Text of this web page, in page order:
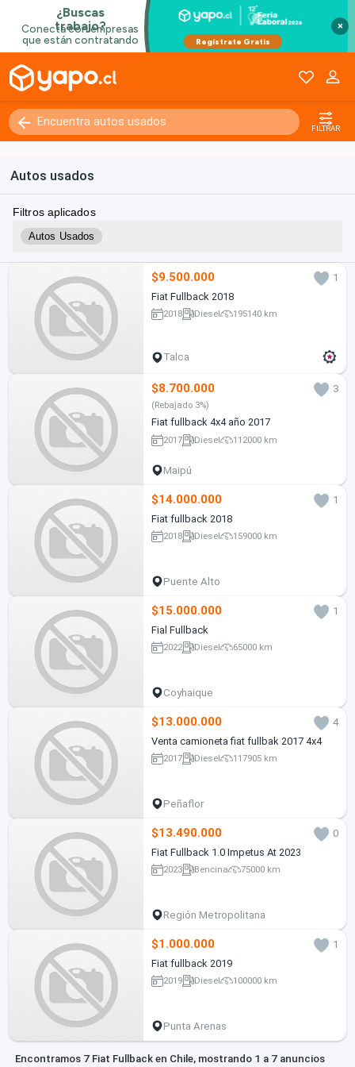
×
FILTRAR
Autos usados
Filtros aplicados
Autos Usados
$9.500.000
1
Fiat Fullback 2018
2018 Diesel 195140 km
Talca
$8.700.000 3
(Rebajado 3%)
Fiat fullback 4x4 año 2017
2017 Diesel 112000 km
Maipú
$14.000.000
1
Fiat fullback 2018
2018 Diesel 159000 km
Puente Alto
$15.000.000
1
Fial Fullback
2022 Diesel 65000 km
Coyhaique
$13.000.000
4
Venta camioneta fiat fullbak 2017 4x4
2017 Diesel 117905 km
Peñaflor
$13.490.000
0
Fiat Fullback 1.0 Impetus At 2023
2023 Bencina 75000 km
Región Metropolitana
$1.000.000
1
Fiat fullback 2019
2019 Diesel 100000 km
Punta Arenas
Encontramos 7 Fiat Fullback en Chile, mostrando 1 a 7 anuncios